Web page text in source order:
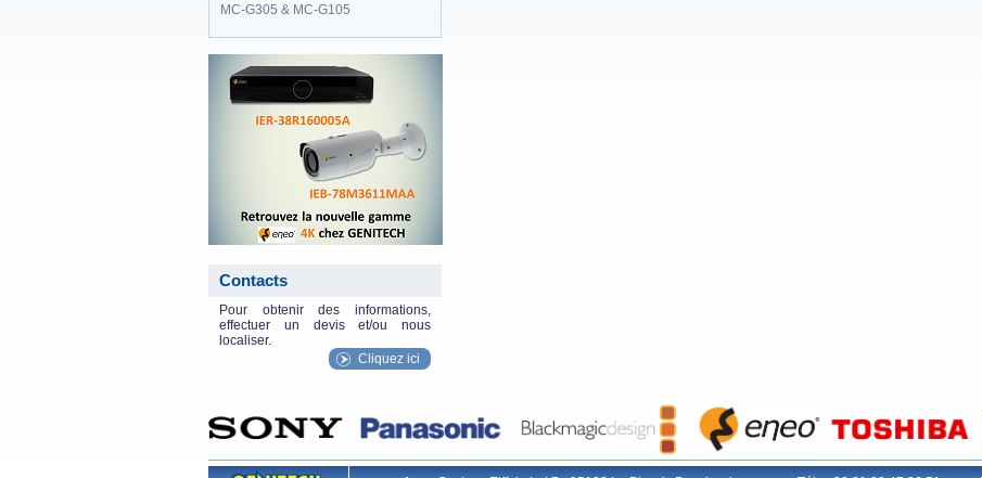
MC-G305 & MC-G105
Contacts
Pour obtenir des informations,
effectuer un devis et/ou nous
localiser.
Cliquez ici